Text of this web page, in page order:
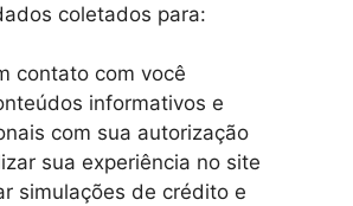
coletados para:
contato com você
informativos e
com sua autorização
sua experiência no site
simulações de crédito e